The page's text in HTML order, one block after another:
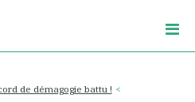
de démagogie battu !